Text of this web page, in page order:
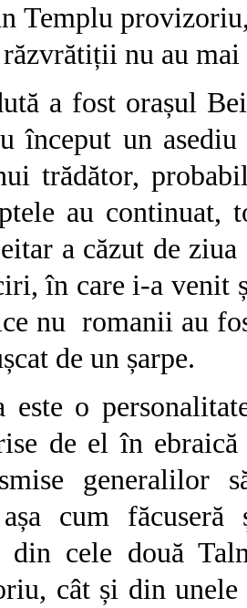
Templu
nu au
a fost orașul
început un
trădător,
au continuat,
a căzut de
în care i-a
nu romanii au
de un șarpe.
este o
de el în
generalilor
așa cum
din cele două
cât și din